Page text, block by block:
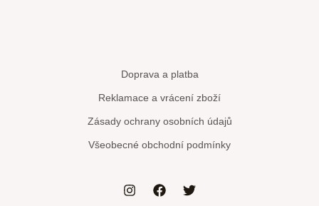
Doprava a platba
Reklamace a vrácení zboží
Zásady ochrany osobních údajů
Všeobecné obchodní podmínky